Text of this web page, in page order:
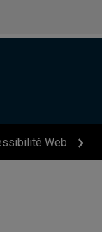
Web